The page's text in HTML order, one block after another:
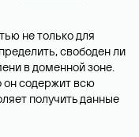
не только для
свободен ли
в доменной зоне.
он содержит всю
получить данные